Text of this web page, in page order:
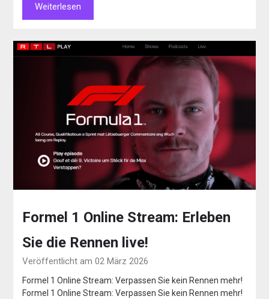
Weiterlesen
Formel 1 Online Stream: Erleben
Sie die Rennen live!
Veröffentlicht am 02 März 2026
Formel 1 Online Stream: Verpassen Sie kein Rennen mehr!
Formel 1 Online Stream: Verpassen Sie kein Rennen mehr!